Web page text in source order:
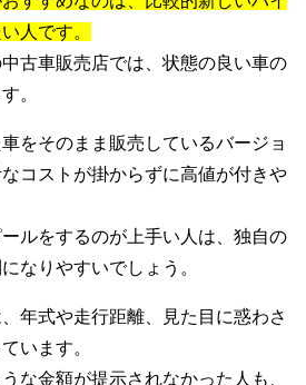
人です。
古車販売店では、状態の良い車の
。
をそのまま販売しているバージョ
コストが掛からずに高値が付きや
ルをするのが上手い人は、独自の
なりやすいでしょう。
年式や走行距離、見た目に惑わさ
います。
な金額が提示されなかった人も、